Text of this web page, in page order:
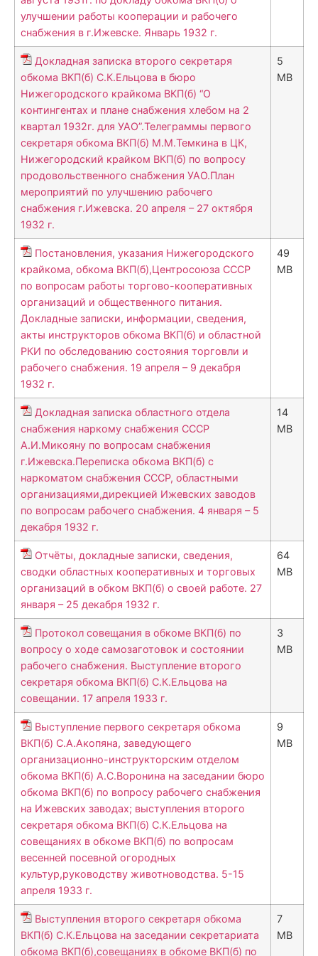
улучшении работы кооперации и рабочего
снабжения в г.Ижевске. Январь 1932 г.
Докладная записка второго секретаря
обкома ВКП(б) С.К.Ельцова в бюро
Нижегородского крайкома ВКП(б) “О
контингентах и плане снабжения хлебом на 2
квартал 1932г. для УАО”.Телеграммы первого
секретаря обкома ВКП(б) М.М.Темкина в ЦК,
Нижегородский крайком ВКП(б) по вопросу
продовольственного снабжения УАО.План
мероприятий по улучшению рабочего
снабжения г.Ижевска. 20 апреля – 27 октября
1932 г.
5
MB
Постановления, указания Нижегородского
крайкома, обкома ВКП(б),Центросоюза СССР
по вопросам работы торгово-кооперативных
организаций и общественного питания.
Докладные записки, информации, сведения,
акты инструкторов обкома ВКП(б) и областной
РКИ по обследованию состояния торговли и
рабочего снабжения. 19 апреля – 9 декабря
1932 г.
49
MB
Докладная записка областного отдела
снабжения наркому снабжения СССР
А.И.Микояну по вопросам снабжения
г.Ижевска.Переписка обкома ВКП(б) с
наркоматом снабжения СССР, областными
организациями,дирекцией Ижевских заводов
по вопросам рабочего снабжения. 4 января – 5
декабря 1932 г.
14
MB
Отчёты, докладные записки, сведения,
сводки областных кооперативных и торговых
организаций в обком ВКП(б) о своей работе. 27
января – 25 декабря 1932 г.
64
MB
Протокол совещания в обкоме ВКП(б) по
вопросу о ходе самозаготовок и состоянии
рабочего снабжения. Выступление второго
секретаря обкома ВКП(б) С.К.Ельцова на
совещании. 17 апреля 1933 г.
3
MB
Выступление первого секретаря обкома
ВКП(б) С.А.Акопяна, заведующего
организационно-инструкторским отделом
обкома ВКП(б) А.С.Воронина на заседании бюро
обкома ВКП(б) по вопросу рабочего снабжения
на Ижевских заводах; выступления второго
секретаря обкома ВКП(б) С.К.Ельцова на
совещаниях в обкоме ВКП(б) по вопросам
весенней посевной огородных
культур,руководству животноводства. 5-15
апреля 1933 г.
9
MB
Выступления второго секретаря обкома
ВКП(б) С.К.Ельцова на заседании секретариата
обкома ВКП(б),совещаниях в обкоме ВКП(б) по
7
MB